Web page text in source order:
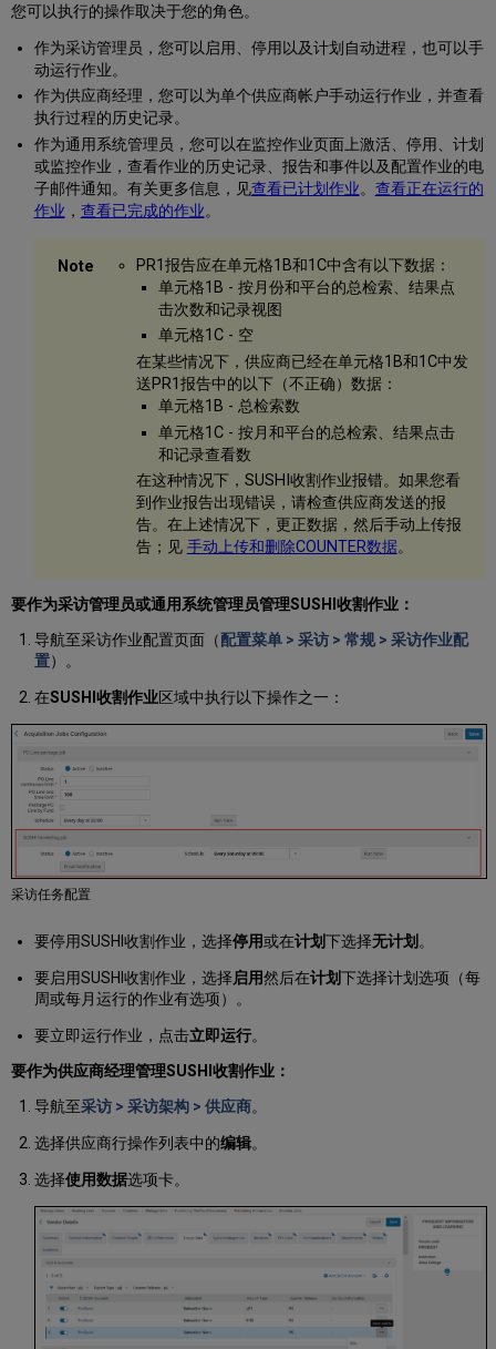
您可以执行的操作取决于您的角色。
作为采访管理员，您可以启用、停用以及计划自动进程，也可以手
动运行作业。
作为供应商经理，您可以为单个供应商帐户手动运行作业，并查看
执行过程的历史记录。
作为通用系统管理员，您可以在监控作业页面上激活、停用、计划
或监控作业，查看作业的历史记录、报告和事件以及配置作业的电
子邮件通知。有关更多信息，见查看已计划作业。 查看正在运行的
作业 ， 查看已完成的作业。
PR1报告应在单元格1B和1C中含有以下数据：
单元格1B - 按月份和平台的总检索、结果点
击次数和记录视图
单元格1C - 空
在某些情况下，供应商已经在单元格1B和1C中发
送PR1报告中的以下（不正确）数据：
单元格1B - 总检索数
单元格1C - 按月和平台的总检索、结果点击
和记录查看数
在这种情况下，SUSHI收割作业报错。如果您看
到作业报告出现错误，请检查供应商发送的报
告。在上述情况下，更正数据，然后手动上传报
告；见 手动上传和删除COUNTER数据。
要作为采访管理员或通用系统管理员管理SUSHI收割作业：
导航至采访作业配置页面（配置菜单 > 采访 > 常规 > 采访作业配
置）。
在SUSHI收割作业区域中执行以下操作之一：
采访任务配置
要停用SUSHI收割作业，选择停用或在计划下选择无计划 。
要启用SUSHI收割作业，选择启用然后在计划下选择计划选项（每
周或每月运行的作业有选项）。
要立即运行作业，点击立即运行。
要作为供应商经理管理SUSHI收割作业：
导航至采访 > 采访架构 > 供应商。
选择供应商行操作列表中的编辑。
选择使用数据选项卡。